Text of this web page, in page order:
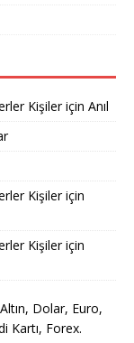
Kişileriçin Anıl
Kişileriçin
Kişileriçin
Dolar, Euro,
Kartı, Forex.